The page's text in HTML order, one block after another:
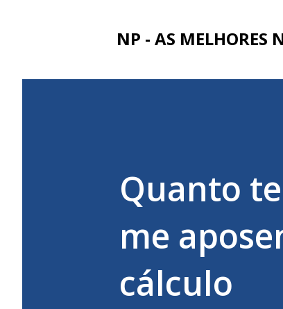
NP - AS MELHORES
Quanto
me
cálculo